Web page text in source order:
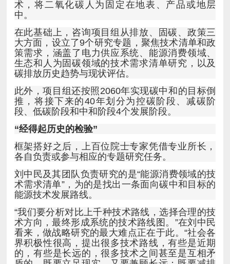
中。
碳排放历史趋势与现状评估。
段、低碳阶段和中和阶段4个发展阶段。
“经得起历史的检验”
各自负责或参与相应的专题研究任务。
能源技术发展路线。